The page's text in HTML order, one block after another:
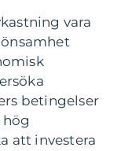
vara
betingelser
att investera